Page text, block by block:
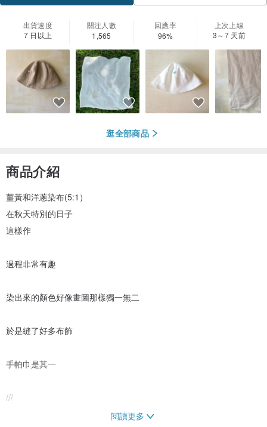
出貨速度
7 日以上
關注人數
1,565
回應率
96%
上次上線
3～7 天前
逛全部商品
商品介紹
薑黃和洋蔥染布(5:1）
在秋天特別的日子
這樣作
過程非常有趣
染出來的顏色好像畫圖那樣獨一無二
於是縫了好多布飾
手帕巾是其一
///
閱讀更多